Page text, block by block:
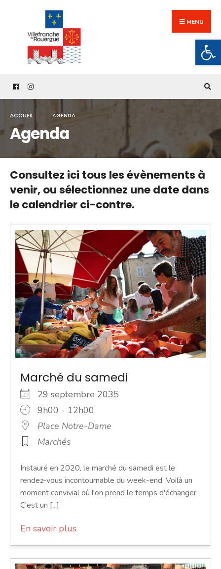
content
MENU
ACCUEIL AGENDA
Agenda
Consultez ici tous les évènements à
venir,ou sélectionnez une date dans
le calendrier ci-contre.
Marché du samedi
29 septembre 2035
9h00 - 12h00
Place Notre-Dame
Marchés
Instauré en 2020, le marché du samedi est le
rendez-vous incontournable du week-end. Voilà un
moment convivial où l'on prend le temps d'échanger.
C'est un [...]
En savoir plus